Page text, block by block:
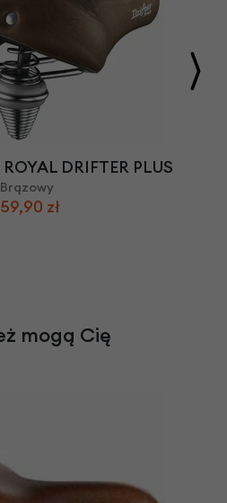
DRIFTER PLUS
Brązowy
zł
mogą Cię